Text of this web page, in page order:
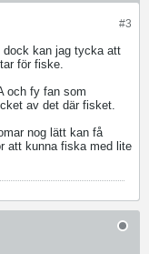
#3
kan jag tycka att
för fiske.
och fy fan som
av det där fisket.
nog lätt kan få
att kunna fiska med lite